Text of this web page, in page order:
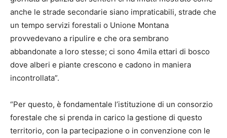
anche le strade secondarie siano impraticabili, strade che
un tempo servizi forestali o Unione Montana
provvedevano a ripulire e che ora sembrano
abbandonate a loro stesse; ci sono 4mila ettari di bosco
dove alberi e piante crescono e cadono in maniera
incontrollata”.
“Per questo, è fondamentale l’istituzione di un consorzio
forestale che si prenda in carico la gestione di questo
territorio, con la partecipazione o in convenzione con le